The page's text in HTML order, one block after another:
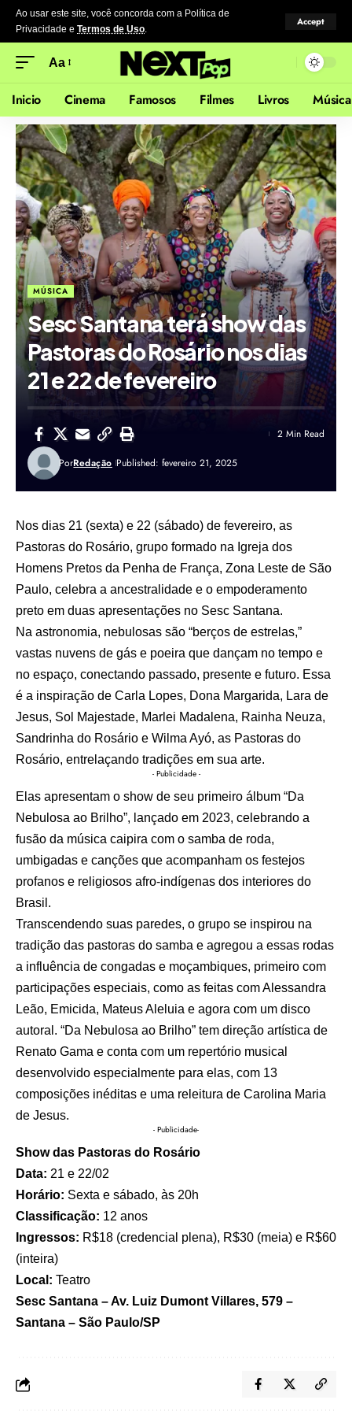
Ao usar este site, você concorda com a Política de
Privacidade e Termos de Uso.
Accept
Aa
Inicio Cinema Famosos Filmes Livros Música
MÚSICA
Sesc Santana terá show das
Pastoras do Rosário nos dias
21 e 22 de fevereiro
PorRedação Published: fevereiro 21, 2025
2 Min Read
Nos dias 21 (sexta) e 22 (sábado) de fevereiro, as
Pastoras do Rosário, grupo formado na Igreja dos
Homens Pretos da Penha de França, Zona Leste de São
Paulo, celebra a ancestralidade e o empoderamento
preto em duas apresentações no Sesc Santana.
Na astronomia, nebulosas são “berços de estrelas,”
vastas nuvens de gás e poeira que dançam no tempo e
no espaço, conectando passado, presente e futuro. Essa
é a inspiração de Carla Lopes, Dona Margarida, Lara de
Jesus, Sol Majestade, Marlei Madalena, Rainha Neuza,
Sandrinha do Rosário e Wilma Ayó, as Pastoras do
Rosário, entrelaçando tradições em sua arte.
- Publicidade -
Elas apresentam o show de seu primeiro álbum “Da
Nebulosa ao Brilho”, lançado em 2023, celebrando a
fusão da música caipira com o samba de roda,
umbigadas e canções que acompanham os festejos
profanos e religiosos afro-indígenas dos interiores do
Brasil.
Transcendendo suas paredes, o grupo se inspirou na
tradição das pastoras do samba e agregou a essas rodas
a influência de congadas e moçambiques, primeiro com
participações especiais, como as feitas com Alessandra
Leão, Emicida, Mateus Aleluia e agora com um disco
autoral. “Da Nebulosa ao Brilho” tem direção artística de
Renato Gama e conta com um repertório musical
desenvolvido especialmente para elas, com 13
composições inéditas e uma releitura de Carolina Maria
de Jesus.
- Publicidade-
Show das Pastoras do Rosário
Data: 21 e 22/02
Horário: Sexta e sábado, às 20h
Classificação: 12 anos
Ingressos: R$18 (credencial plena), R$30 (meia) e R$60
(inteira)
Local: Teatro
Sesc Santana – Av. Luiz Dumont Villares, 579 –
Santana – São Paulo/SP